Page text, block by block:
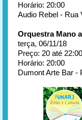
Horário: 20:00
Audio Rebel - Rua
Orquestra Mano
terça, 06/11/18
Preço: 20 até
Horário: 20:00
Dumont Arte Bar -